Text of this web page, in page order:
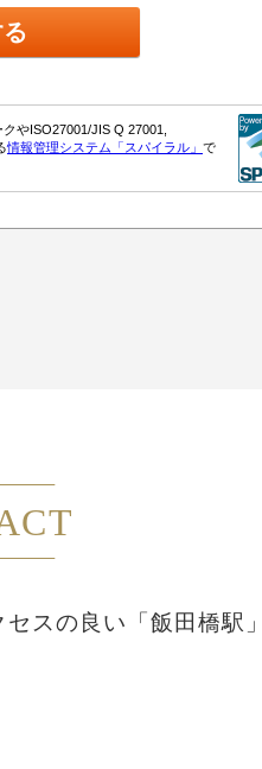
セスの良い「飯田橋駅